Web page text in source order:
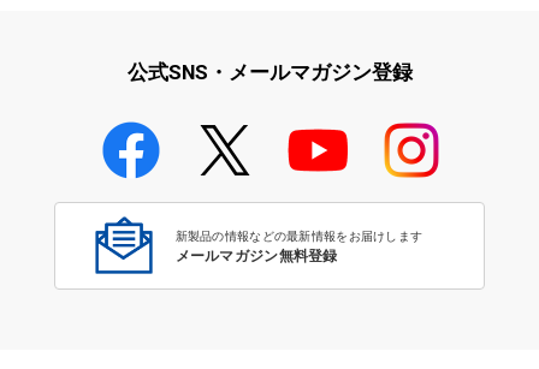
学校教育のICT環境整備特集
公式SNS・メールマガジン登録
新製品の情報などの最新情報をお届けします
メールマガジン無料登録